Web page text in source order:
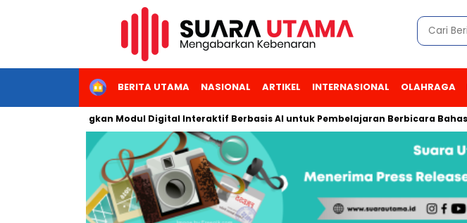
HOMEBERITA UTAMA NASIONAL ARTIKEL INTERNASIONAL OLAHRAGA
Kembangkan Modul Digital Interaktif Berbasis AI untuk Pembelajaran Berbicara Bahasa Arab